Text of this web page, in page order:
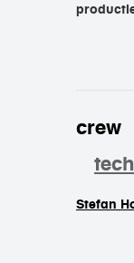
crew
Stefan